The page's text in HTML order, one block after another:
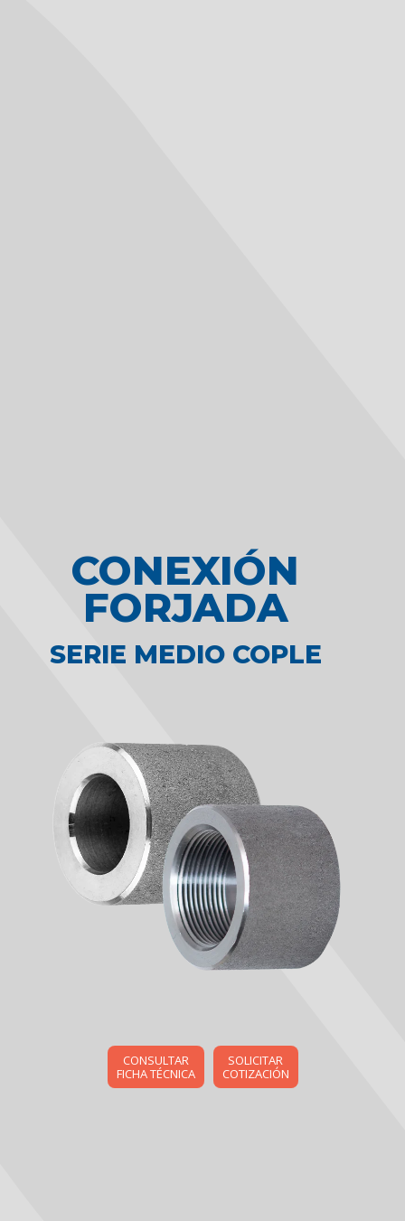
CONEXIÓN
FORJADA
SERIE MEDIO COPLE
CONSULTAR
FICHA TÉCNICA
SOLICITAR
COTIZACIÓN